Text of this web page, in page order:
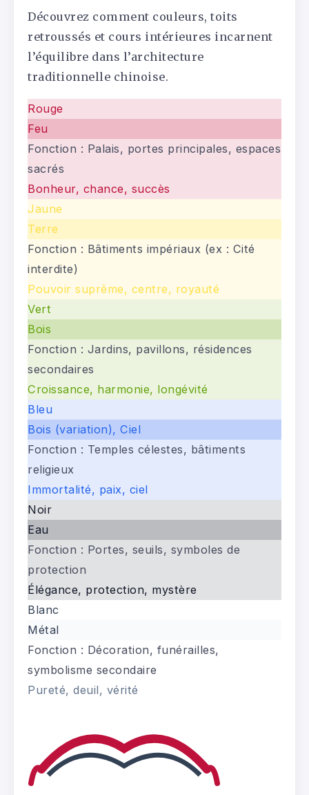
Découvrez comment couleurs, toits
retroussés et cours intérieures incarnent
l’équilibre dans l’architecture
traditionnelle chinoise.
Rouge
Feu
Fonction : Palais, portes principales, espaces
sacrés
Bonheur, chance, succès
Jaune
Terre
Fonction : Bâtiments impériaux (ex : Cité
interdite)
Pouvoir suprême, centre, royauté
Vert
Bois
Fonction : Jardins, pavillons, résidences
secondaires
Croissance, harmonie, longévité
Bleu
Bois (variation), Ciel
Fonction : Temples célestes, bâtiments
religieux
Immortalité, paix, ciel
Noir
Eau
Fonction : Portes, seuils, symboles de
protection
Élégance, protection, mystère
Blanc
Métal
Fonction : Décoration, funérailles,
symbolisme secondaire
Pureté, deuil, vérité